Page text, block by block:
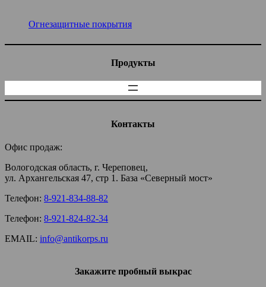
Огнезащитные покрытия
Продукты
Контакты
Офис продаж:
Вологодская область, г. Череповец,
ул. Архангельская 47, стр 1. База «Северный мост»
Телефон: 8-921-834-88-82
Телефон: 8-921-824-82-34
EMAIL: info@antikorps.ru
Закажите пробный выкрас